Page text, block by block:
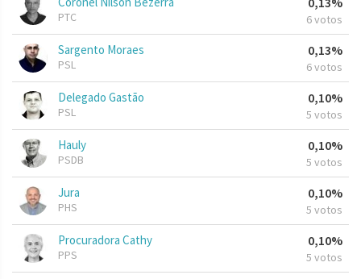
PTC 6 votos
Sargento Moraes
PSL
0,13%
6 votos
Delegado Gastão
PSL
0,10%
5 votos
Hauly
PSDB
0,10%
5 votos
Jura
PHS
0,10%
5 votos
Procuradora Cathy
PPS
0,10%
5 votos